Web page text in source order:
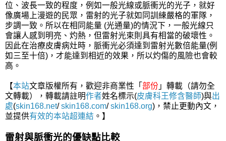
位、波長一致的程度，例如一般光線或脈衝光的光子，就好
像廣場上漫遊的民眾，雷射的光子就如同訓練嚴格的軍隊，
步調一致。所以在相同能量 (光通量)的情況下，一般光線只
會讓人感到明亮、灼熱，但雷射光束則具有相當的破壞性。
因此在治療皮膚病灶時，脈衝光必須達到雷射光數倍能量(例
如三至十倍)，才能達到相近的效果，所以灼傷的風險也會較
高。
【本站文章版權所有，歡迎非商業性「 部份 」轉載（請勿全
文轉載），轉載請註明作者姓名標示(皮膚科王修含醫師)與出
處(skin168.net/skin168.com/skin168.org)，禁止更動內文，
並提供有效的本站超連結 。】
雷射與脈衝光的優缺點比較